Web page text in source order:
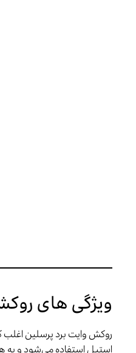
ویژگی های
روکش وایت برد پرسلین اغلب